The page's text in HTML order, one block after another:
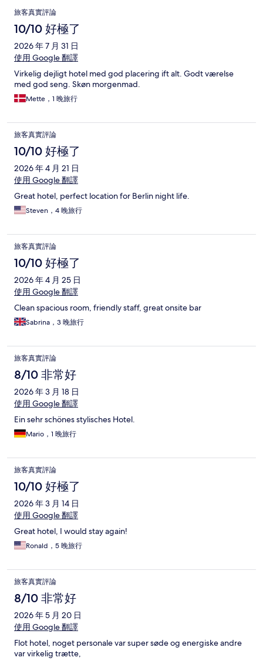
評
論
旅客真實評論
10/10 好極了
2026 年 7 月 31 日
使用 Google 翻譯
Virkelig dejligt hotel med god placering ift alt. Godt værelse
med god seng. Skøn morgenmad.
Mette，1 晚旅行
旅客真實評論
10/10 好極了
2026 年 4 月 21 日
使用 Google 翻譯
Great hotel, perfect location for Berlin night life.
Steven，4 晚旅行
旅客真實評論
10/10 好極了
2026 年 4 月 25 日
使用 Google 翻譯
Clean spacious room, friendly staff, great onsite bar
Sabrina，3 晚旅行
旅客真實評論
8/10 非常好
2026 年 3 月 18 日
使用 Google 翻譯
Ein sehr schönes stylisches Hotel.
Mario，1 晚旅行
旅客真實評論
10/10 好極了
2026 年 3 月 14 日
使用 Google 翻譯
Great hotel, I would stay again!
Ronald，5 晚旅行
旅客真實評論
8/10 非常好
2026 年 5 月 20 日
使用 Google 翻譯
Flot hotel, noget personale var super søde og energiske andre
var virkelig trætte,